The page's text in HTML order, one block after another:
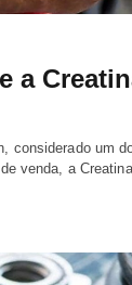
a
considerado um
venda, a